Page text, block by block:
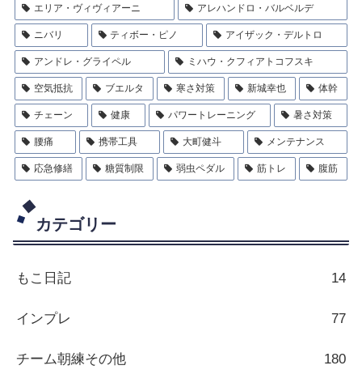
エリア・ヴィヴィアーニ アレハンドロ・バルベルデ
ニバリ ティボー・ピノ アイザック・デルトロ
アンドレ・グライペル ミハウ・クフィアトコフスキ
空気抵抗 ブエルタ 寒さ対策 新城幸也 体幹
チェーン 健康 パワートレーニング 暑さ対策
腰痛 携帯工具 大町健斗 メンテナンス
応急修繕 糖質制限 弱虫ペダル 筋トレ 腹筋
カテゴリー
もこ日記 14
インプレ 77
チーム朝練その他 180